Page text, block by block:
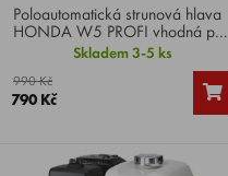
Poloautomatická strunová hlava
HONDA W5 PROFI vhodná pro
křovinořezy HONDA UMK 450
E XEET . Závit M12x1,5L.
Průměr 140 mm.
Skladem 3-5 ks
990 Kč
790 Kč